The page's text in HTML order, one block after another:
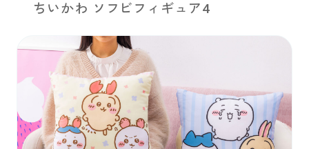
ちいかわ ソフビフィギュア4